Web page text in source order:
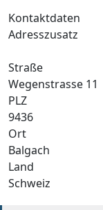
Kontaktdaten
Adresszusatz
Straße
Wegenstrasse 11
PLZ
9436
Ort
Balgach
Land
Schweiz